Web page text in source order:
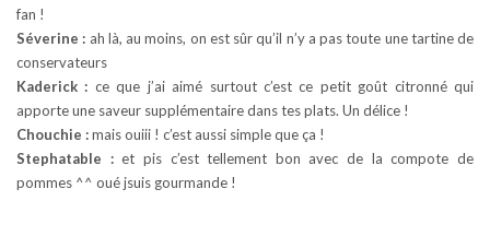
fan !
Séverine : ah là, au moins, on est sûr qu’il n’y a pas toute une tartine de
conservateurs
Kaderick : ce que j’ai aimé surtout c’est ce petit goût citronné qui
apporte une saveur supplémentaire dans tes plats. Un délice !
Chouchie :mais ouiii ! c’est aussi simple que ça !
Stephatable :et pis c’est tellement bon avec de la compote de
pommes ^^ oué jsuis gourmande !